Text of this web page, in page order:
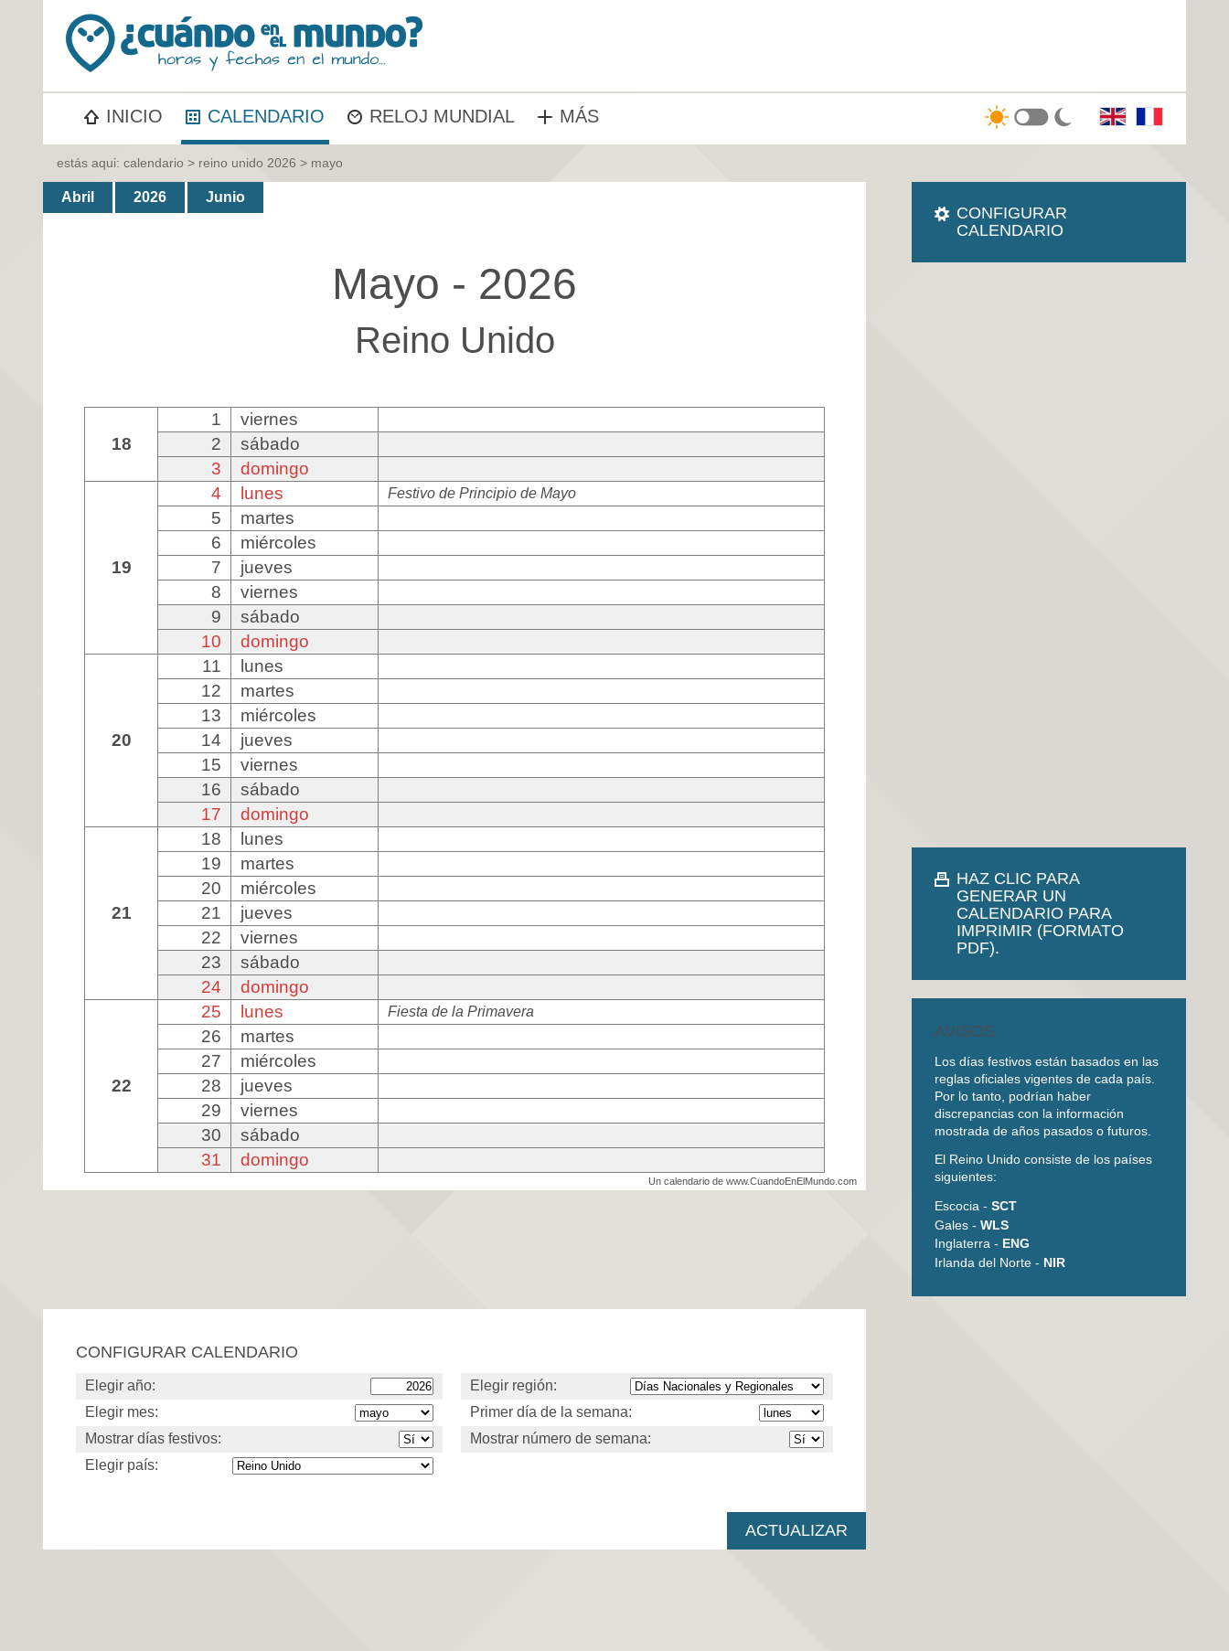
INICIO CALENDARIO RELOJ MUNDIAL MÁS
estás aqui: calendario > reino unido 2026 > mayo
Abril 2026 Junio
Mayo - 2026
Reino Unido
18
1
viernes
2
sábado
3
domingo
19
4 lunes Festivo de Principio de Mayo
5
martes
6
miércoles
7
jueves
8
viernes
9
sábado
10
domingo
20
11
lunes
12
martes
13
miércoles
14
jueves
15
viernes
16
sábado
17
domingo
21
18
lunes
19
martes
20
miércoles
21
jueves
22
viernes
23
sábado
24
domingo
22
25 lunes Fiesta de la Primavera
26
martes
27
miércoles
28
jueves
29
viernes
30
sábado
31
domingo
Un calendario de www.CuandoEnElMundo.com
CONFIGURAR CALENDARIO
Elegir año:
Elegir mes:
Mostrar días festivos:
Elegir país:
Elegir región:
Primer día de la semana:
Mostrar número de semana:
CONFIGURAR
CALENDARIO
HAZ CLIC PARA
GENERAR UN
CALENDARIO PARA
IMPRIMIR (FORMATO
PDF).
AVISOS
Los días festivos están basados en las
reglas oficiales vigentes de cada país.
Por lo tanto, podrían haber
discrepancias con la información
mostrada de años pasados o futuros.
El Reino Unido consiste de los países
siguientes:
Escocia - SCT
Gales - WLS
Inglaterra - ENG
Irlanda del Norte - NIR